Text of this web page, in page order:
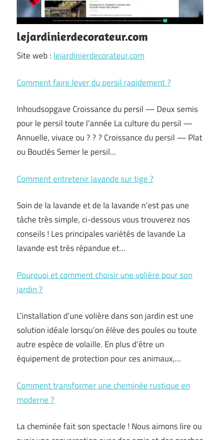
lejardinierdecorateur.com
Site web : lejardinierdecorateur.com
Comment faire lever du persil rapidement ?
Inhoudsopgave Croissance du persil — Deux semis
pour le persil toute l’année La culture du persil —
Annuelle, vivace ou ? ? ? Croissance du persil — Plat
ou Bouclés Semer le persil…
Comment entretenir lavande sur tige ?
Soin de la lavande et de la lavande n’est pas une
tâche très simple, ci-dessous vous trouverez nos
conseils ! Les principales variétés de lavande La
lavande est très répandue et…
Pourquoi et comment choisir une volière pour son
jardin ?
L’installation d’une volière dans son jardin est une
solution idéale lorsqu’on élève des poules ou toute
autre espèce de volaille. En plus d’être un
équipement de protection pour ces animaux,…
Comment transformer une cheminée rustique en
moderne ?
La cheminée fait son spectacle ! Nous aimons lire ou